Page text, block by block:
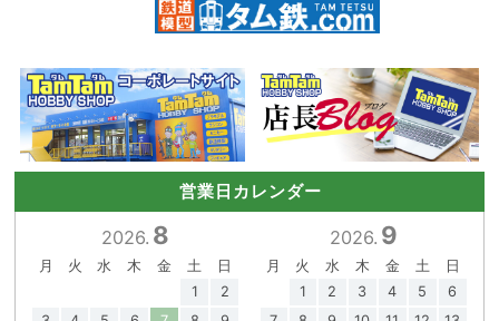
営業日カレンダー
2026. 8
月 火 水 木 金 土
日
1
2
2026. 9
月 火 水 木 金 土
日
1
2 3 4 5
6